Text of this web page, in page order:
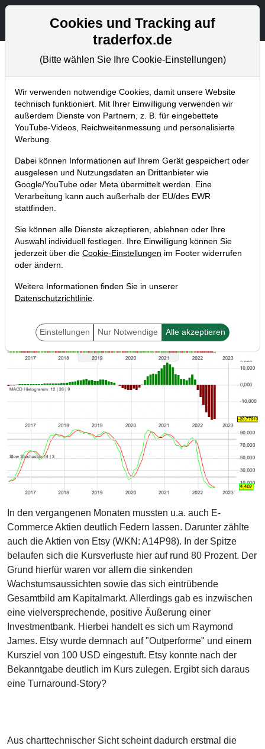
Aktien- und Artikelsuche
Chartanalysen
Home Blog Chartanalysen
Chartanalyse Etsy: leitet die
Kaufempfehlung den Turnaround
ein?
02.07.2022 um 13:43 Uhr | P. Uhlschmied
In den vergangenen Monaten mussten u.a. auch E-
Commerce Aktien deutlich Federn lassen. Darunter zählte
auch die Aktien von Etsy (WKN: A14P98). In der Spitze
belaufen sich die Kursverluste hier auf rund 80 Prozent. Der
Grund hierfür waren vor allem die sinkenden
Wachstumsaussichten sowie das sich eintrübende
Gesamtbild am Kapitalmarkt. Allerdings gab es inzwischen
eine vielversprechende, positive Äußerung einer
Investmentbank. Hierbei handelt es sich um Raymond
James. Etsy wurde demnach auf "Outperforme" und einem
Kursziel von 100 USD eingestuft. Etsy konnte nach der
Bekanntgabe deutlich im Kurs zulegen. Ergibt sich daraus
eine Turnaround-Story?
Aus charttechnischer Sicht scheint dadurch erstmal die
Cookies und Tracking auf
traderfox.de
(Bitte wählen Sie Ihre Cookie-Einstellungen)
Wir verwenden notwendige Cookies, damit unsere Website
technisch funktioniert. Mit Ihrer Einwilligung verwenden wir
außerdem Dienste von Partnern, z. B. für eingebettete
YouTube-Videos, Reichweitenmessung und personalisierte
Werbung.
Dabei können Informationen auf Ihrem Gerät gespeichert oder
ausgelesen und Nutzungsdaten an Drittanbieter wie
Google/YouTube oder Meta übermittelt werden. Eine
Verarbeitung kann auch außerhalb der EU/des EWR
stattfinden.
Sie können alle Dienste akzeptieren, ablehnen oder Ihre
Auswahl individuell festlegen. Ihre Einwilligung können Sie
jederzeit über die Cookie-Einstellungen im Footer widerrufen
oder ändern.
Weitere Informationen finden Sie in unserer
Datenschutzrichtlinie.
Einstellungen Nur Notwendige Alle akzeptieren